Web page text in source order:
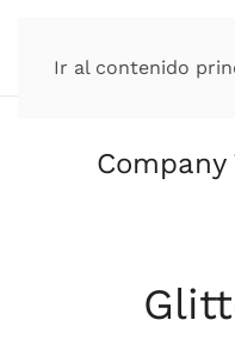
Ir al contenido
Company